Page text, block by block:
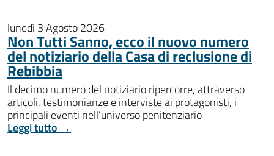
lunedì 3 Agosto 2026
Non Tutti Sanno, ecco il nuovo numero
del notiziario della Casa di reclusione di
Rebibbia
Il decimo numero del notiziario ripercorre, attraverso
articoli, testimonianze e interviste ai protagonisti, i
principali eventi nell'universo penitenziario
Leggi tutto →